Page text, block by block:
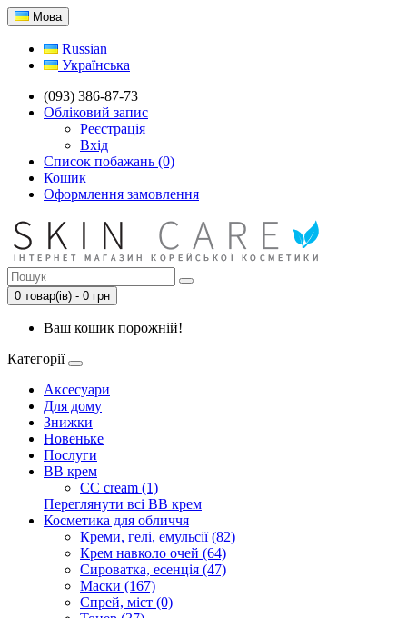
Мова
Russian
Українська
(093) 386-87-73
Обліковий запис
Реєстрація
Вхід
Список побажань (0)
Кошик
Оформлення замовлення
0 товар(ів) - 0 грн
Ваш кошик порожній!
Категорії
Аксесуари
Для дому
Знижки
Новеньке
Послуги
BB крем
CC cream (1)
Переглянути всі BB крем
Косметика для обличчя
Креми, гелі, емульсії (82)
Крем навколо очей (64)
Сироватка, есенція (47)
Маски (167)
Спрей, міст (0)